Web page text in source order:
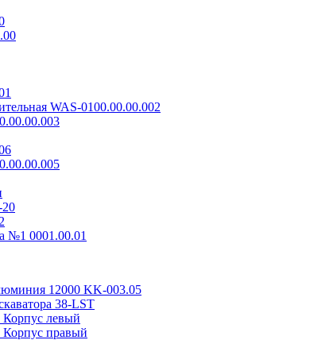
WAS-0100.00.00.002
№1 0001.00.01
12000 KK-003.05
38-LST
левый
правый